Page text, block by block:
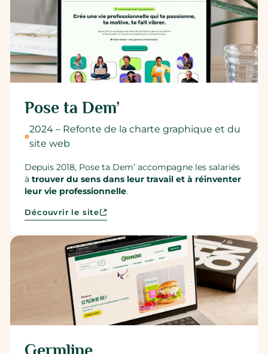
Pose ta Dem’
2024 – Refonte de la charte graphique et du
site web
Depuis 2018, Pose ta Dem’ accompagne les salariés
àtrouver du sens dans leur travail et à réinventer
leur vie professionnelle.
Découvrir le site
Germline